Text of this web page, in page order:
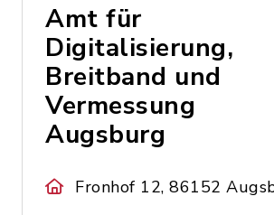
Amt für
Digitalisierung,
Breitband und
Vermessung
Augsburg
Fronhof 12, 86152